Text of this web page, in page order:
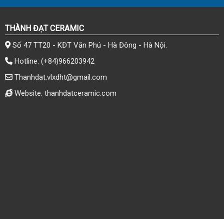
THÀNH ĐẠT CERAMIC
Số 47 TT20 - KĐT Văn Phú - Hà Đông - Hà Nội.
Hotline: (+84)966203942
Thanhdat.vlxdht@gmail.com
Website: thanhdatceramic.com